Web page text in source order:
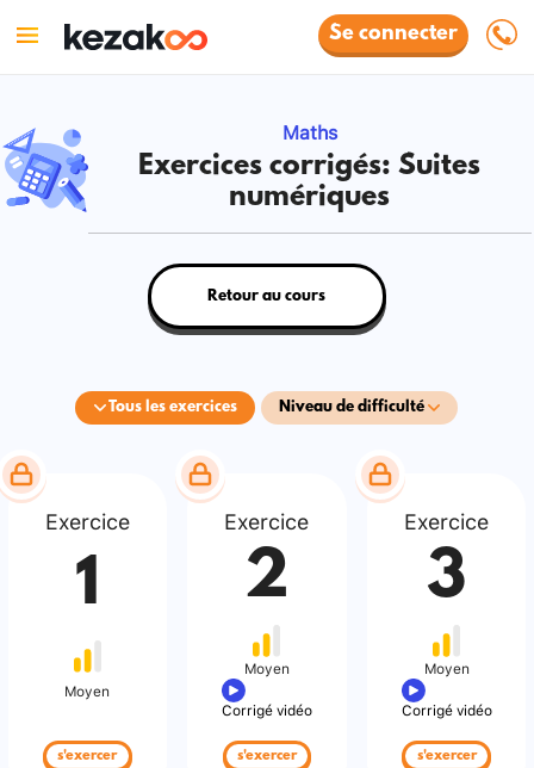
Se connecter
Maths
Exercices corrigés: Suites
numériques
Tous les exercices Niveau de difficulté
Retour au cours
Exercice
1
Moyen
s'exercer
Exercice
2
Moyen
Corrigé vidéo
s'exercer
Exercice
3
Moyen
Corrigé vidéo
s'exercer